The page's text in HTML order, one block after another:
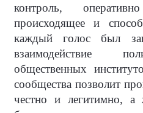
контроль,
происходящее и
каждый голос был
взаимодействие
общественных
сообщества позволит
честно и легитимно, а